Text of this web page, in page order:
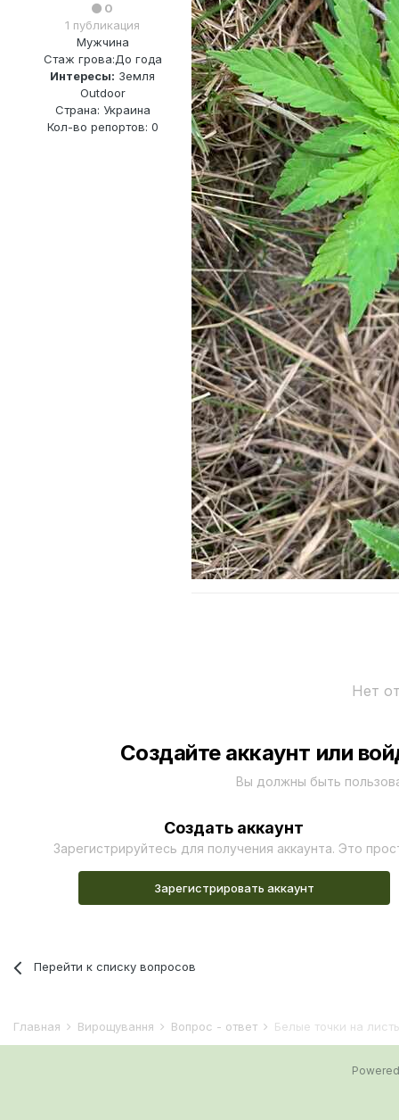
0
1 публикация
Мужчина
Стаж грова:До года
Интересы: Земля
Outdoor
Страна: Украина
Кол-во репортов: 0
Нет
Создайте аккаунт или
Вы должны быть
Создать аккаунт
Зарегистрируйтесь для получения аккаунта. Это
Зарегистрировать аккаунт
Перейти к списку вопросов
Главная Вирощування Вопрос - ответ Белые точки на